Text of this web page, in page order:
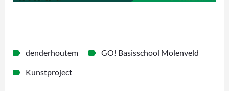
denderhoutem
GO! Basisschool Molenveld
Kunstproject